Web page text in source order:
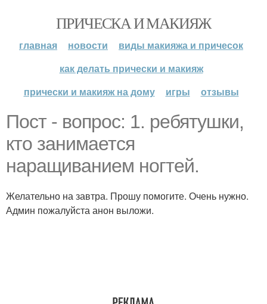
ПРИЧЕСКА И МАКИЯЖ
главная новости
виды макияжа и причесок
как делать прически и макияж
прически и макияж на дому
игры отзывы
Пост - вопрос: 1. ребятушки,
кто занимается
наращиванием ногтей.
Желательно на завтра. Прошу помогите. Очень нужно.
Админ пожалуйста анон выложи.